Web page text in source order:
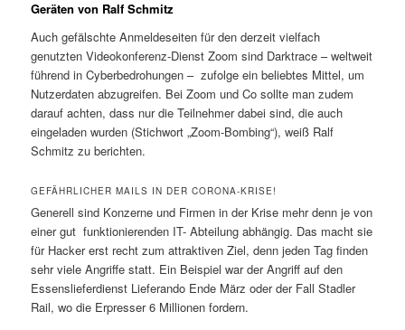
Geräten von Ralf Schmitz
Auch gefälschte Anmeldeseiten für den derzeit vielfach
genutzten Videokonferenz-Dienst Zoom sind Darktrace – weltweit
führend in Cyberbedrohungen – zufolge ein beliebtes Mittel, um
Nutzerdaten abzugreifen. Bei Zoom und Co sollte man zudem
darauf achten, dass nur die Teilnehmer dabei sind, die auch
eingeladen wurden (Stichwort „Zoom-Bombing“), weiß Ralf
Schmitz zu berichten.
GEFÄHRLICHER MAILS IN DER CORONA-KRISE!
Generell sind Konzerne und Firmen in der Krise mehr denn je von
einer gut funktionierenden IT- Abteilung abhängig. Das macht sie
für Hacker erst recht zum attraktiven Ziel, denn jeden Tag finden
sehr viele Angriffe statt. Ein Beispiel war der Angriff auf den
Essenslieferdienst Lieferando Ende März oder der Fall Stadler
Rail, wo die Erpresser 6 Millionen fordern.